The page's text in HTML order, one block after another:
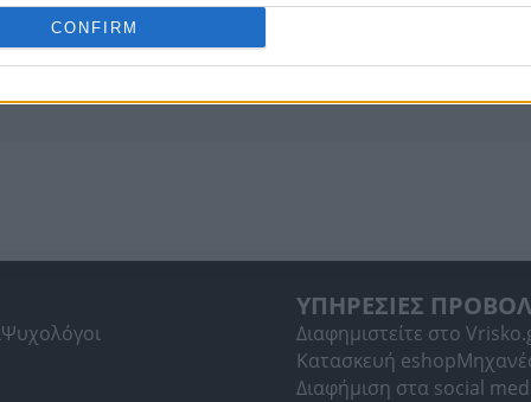
CONFIRM
Ψυχολόγοι
ΥΠΗΡΕΣΙΕΣ
Διαφημιστείτε στο
Κατασκευή eshop
Διαφήμιση στα social